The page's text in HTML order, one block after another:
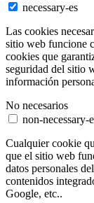
necessary-es
Las cookies
sitio web funcione
cookies que
seguridad del sitio
información
No necesarios
non-necessary-
Cualquier cookie
que el sitio web
datos personales
contenidos
Google, etc..